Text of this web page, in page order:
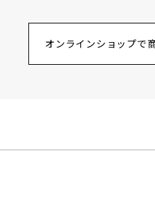
オンラインショップで